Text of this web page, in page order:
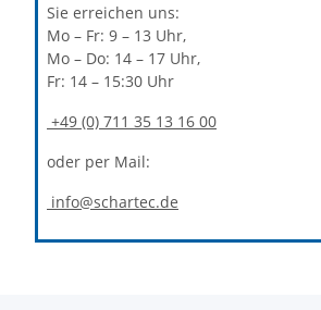
Sie erreichen uns:
Mo – Fr: 9 – 13 Uhr,
Mo – Do: 14 – 17 Uhr,
Fr: 14 – 15:30 Uhr
+49 (0) 711 35 13 16 00
oder per Mail:
info@schartec.de